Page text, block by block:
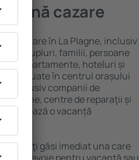
bună cazare
de cazare în La Plagne, inclusiv
cupluri, familii, persoane
în apartamente, hoteluri și
situate în centrul orașului
inclusiv companii de
centre de reparaţii și
o vacanță
veţi găsi imediat una care